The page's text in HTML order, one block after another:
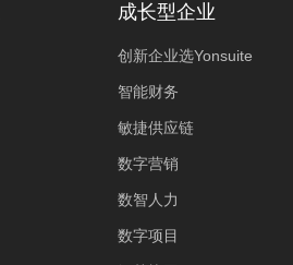
成长型企业
创新企业选Yonsuite
智能财务
敏捷供应链
数字营销
数智人力
数字项目